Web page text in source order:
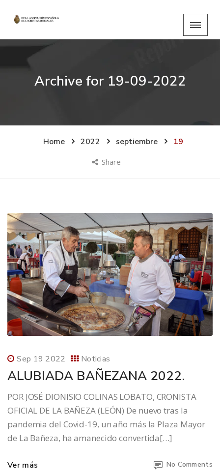
Archive for 19-09-2022
Home 2022 septiembre 19
Share
Sep 19 2022 Noticias
ALUBIADA BAÑEZANA 2022.
POR JOSÉ DIONISIO COLINAS LOBATO, CRONISTA
OFICIAL DE LA BAÑEZA (LEÓN) De nuevo tras la
pandemia del Covid-19, un año más la Plaza Mayor
de La Bañeza, ha amanecido convertida[…]
Ver más No Comments